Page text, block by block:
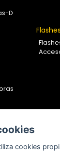
D
Flashes
cookies